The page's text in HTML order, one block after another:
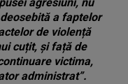
a faptelor
de violență
cuțit, și față de
victima,
administrat”.